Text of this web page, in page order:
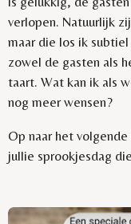
verlopen. Natuurlijk
maar die los ik
zowel de gasten als
taart. Wat kan ik als
nog meer wensen?
Op naar het
jullie sprookjesdag